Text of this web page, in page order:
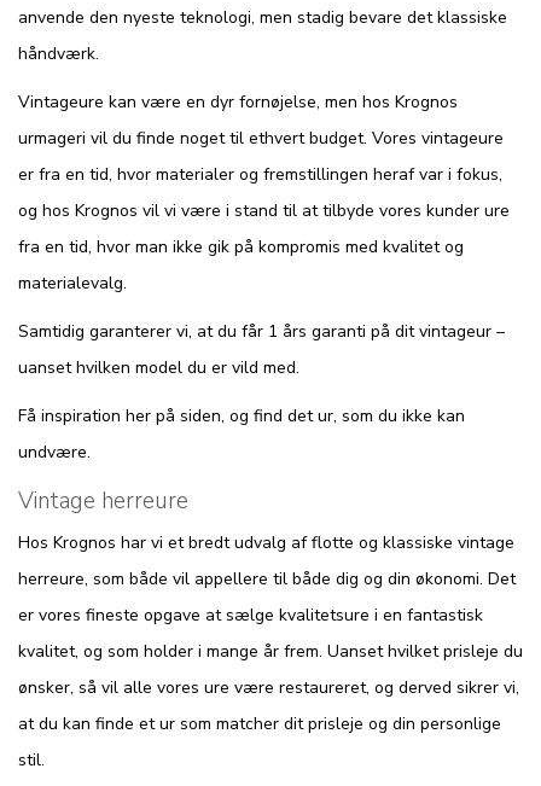
anvende den nyeste teknologi, men stadig bevare det klassiske
håndværk.
Vintageure kan være en dyr fornøjelse, men hos Krognos
urmageri vil du finde noget til ethvert budget. Vores vintageure
er fra en tid, hvor materialer og fremstillingen heraf var i fokus,
og hos Krognos vil vi være i stand til at tilbyde vores kunder ure
fra en tid, hvor man ikke gik på kompromis med kvalitet og
materialevalg.
Samtidig garanterer vi, at du får 1 års garanti på dit vintageur –
uanset hvilken model du er vild med.
Få inspiration her på siden, og find det ur, som du ikke kan
undvære.
Vintage herreure
Hos Krognos har vi et bredt udvalg af flotte og klassiske vintage
herreure, som både vil appellere til både dig og din økonomi. Det
er vores fineste opgave at sælge kvalitetsure i en fantastisk
kvalitet, og som holder i mange år frem. Uanset hvilket prisleje du
ønsker, så vil alle vores ure være restaureret, og derved sikrer vi,
at du kan finde et ur som matcher dit prisleje og din personlige
stil.